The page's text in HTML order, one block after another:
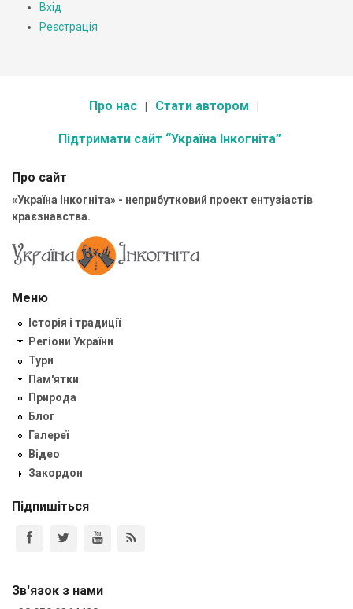
Вхід
Реєстрація
Про нас Стати автором
Підтримати сайт “Україна Інкогніта”
Про сайт
«Україна Інкогніта» - неприбутковий проект ентузіастів
краєзнавства.
Меню
Історія і традиції
Регіони України
Тури
Пам'ятки
Природа
Блог
Галереї
Відео
Закордон
Підпишіться
Зв'язок з нами